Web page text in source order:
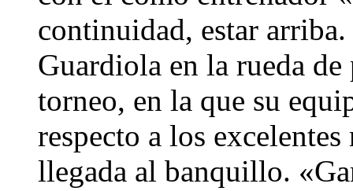
continuidad, estar
Guardiola en la rueda
torneo, en la que su
respecto a los
llegada al banquillo.